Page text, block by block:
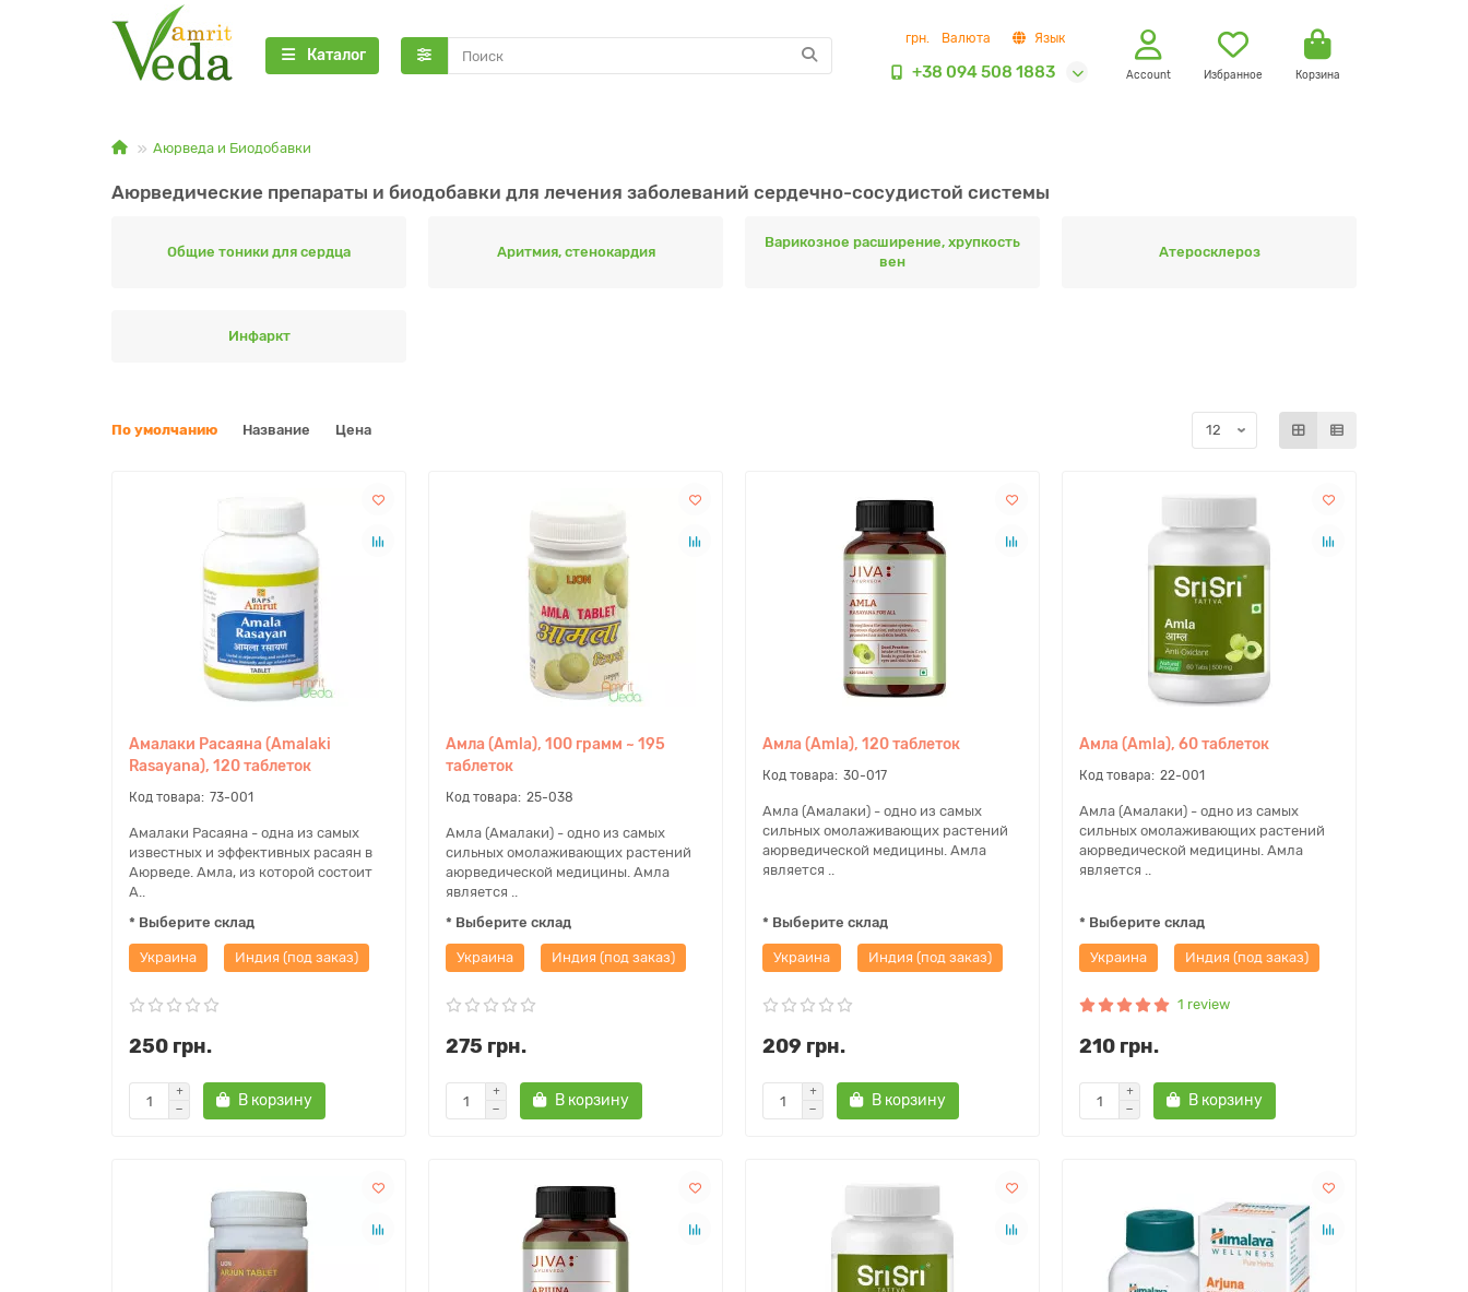
Каталог
грн. Валюта Язык
+38 094 508 1883 Account Избранное Корзина
Аюрведа и Биодобавки
Аюрведические препараты и биодобавки для лечения заболеваний сердечно-сосудистой системы
Общие тоники для сердца Аритмия, стенокардия
Варикозное расширение, хрупкость
вен
Атеросклероз
Инфаркт
По умолчанию Название Цена
Амалаки Расаяна (Amalaki
Rasayana), 120 таблеток
73-001
Амалаки Расаяна - одна из самых
известных и эффективных расаян в
Аюрведе. Амла, из которой состоит
А..
* Выберите склад
Украина Индия (под заказ)
250 грн.
В корзину
Амла (Amla), 100 грамм ~ 195
таблеток
25-038
Амла (Амалаки) - одно из самых
сильных омолаживающих растений
аюрведической медицины. Амла
является ..
* Выберите склад
Украина Индия (под заказ)
275 грн.
В корзину
Амла (Amla), 120 таблеток
30-017
Амла (Амалаки) - одно из самых
сильных омолаживающих растений
аюрведической медицины. Амла
является ..
* Выберите склад
Украина Индия (под заказ)
209 грн.
В корзину
Амла (Amla), 60 таблеток
22-001
Амла (Амалаки) - одно из самых
сильных омолаживающих растений
аюрведической медицины. Амла
является ..
* Выберите склад
Украина Индия (под заказ)
1 review
210 грн.
В корзину